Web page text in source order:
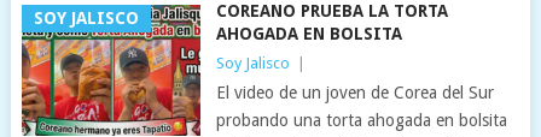
SOY JALISCO
COREANO PRUEBA LA TORTA
AHOGADA EN BOLSITA
Soy Jalisco
El video de un joven de Corea del Sur
probando una torta ahogada en bolsita